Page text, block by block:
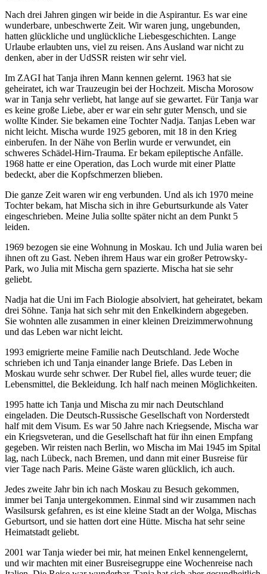
Nach drei Jahren gingen wir beide in die Aspirantur. Es war eine
wunderbare, unbeschwerte Zeit. Wir waren jung, ungebunden,
hatten glückliche und unglückliche Liebesgeschichten. Lange
Urlaube erlaubten uns, viel zu reisen. Ans Ausland war nicht zu
denken, aber in der UdSSR reisten wir sehr viel.
Im ZAGI hat Tanja ihren Mann kennen gelernt. 1963 hat sie
geheiratet, ich war Trauzeugin bei der Hochzeit. Mischa Morosow
war in Tanja sehr verliebt, hat lange auf sie gewartet. Für Tanja war
es keine große Liebe, aber er war ein sehr guter Mensch, und sie
wollte Kinder. Sie bekamen eine Tochter Nadja. Tanjas Leben war
nicht leicht. Mischa wurde 1925 geboren, mit 18 in den Krieg
einberufen. In der Nähe von Berlin wurde er verwundet, ein
schweres Schädel-Hirn-Trauma. Er bekam epileptische Anfälle.
1968 hatte er eine Operation, das Loch wurde mit einer Platte
bedeckt, aber die Kopfschmerzen blieben.
Die ganze Zeit waren wir eng verbunden. Und als ich 1970 meine
Tochter bekam, hat Mischa sich in ihre Geburtsurkunde als Vater
eingeschrieben. Meine Julia sollte später nicht an dem Punkt 5
leiden.
1969 bezogen sie eine Wohnung in Moskau. Ich und Julia waren bei
ihnen oft zu Gast. Neben ihrem Haus war ein großer Petrowsky-
Park, wo Julia mit Mischa gern spazierte. Mischa hat sie sehr
geliebt.
Nadja hat die Uni im Fach Biologie absolviert, hat geheiratet, bekam
drei Söhne. Tanja hat sich sehr mit den Enkelkindern abgegeben.
Sie wohnten alle zusammen in einer kleinen Dreizimmerwohnung
und das Leben war nicht leicht.
1993 emigrierte meine Familie nach Deutschland. Jede Woche
schrieben ich und Tanja einander lange Briefe. Das Leben in
Moskau wurde sehr schwer. Der Rubel fiel, alles wurde teuer; die
Lebensmittel, die Bekleidung. Ich half nach meinen Möglichkeiten.
1995 hatte ich Tanja und Mischa zu mir nach Deutschland
eingeladen. Die Deutsch-Russische Gesellschaft von Norderstedt
half mit dem Visum. Es war 50 Jahre nach Kriegsende, Mischa war
ein Kriegsveteran, und die Gesellschaft hat für ihn einen Empfang
gegeben. Wir reisten nach Berlin, wo Mischa im Mai 1945 im Spital
lag, nach Lübeck, nach Bremen, und dann mit einer Busreise für
vier Tage nach Paris. Meine Gäste waren glücklich, ich auch.
Jedes zweite Jahr bin ich nach Moskau zu Besuch gekommen,
immer bei Tanja untergekommen. Einmal sind wir zusammen nach
Wasilsursk gefahren, es ist eine kleine Stadt an der Wolga, Mischas
Geburtsort, und sie hatten dort eine Hütte. Mischa hat sehr seine
Heimatstadt geliebt.
2001 war Tanja wieder bei mir, hat meinen Enkel kennengelernt,
und wir machten mit einer Busreisegruppe eine Wochenreise nach